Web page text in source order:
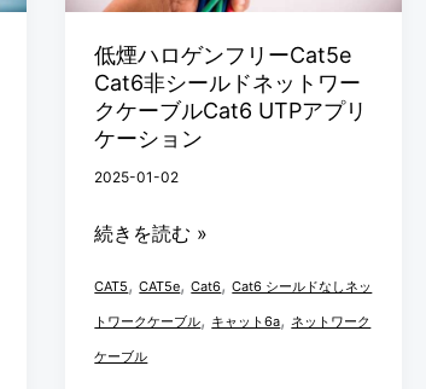
低煙ハロゲンフリーCat5e
Cat6非シールドネットワー
クケーブルCat6 UTPアプリ
ケーション
2025-01-02
フ
リ
ー
Cat5e
Cat6
非
シ
ル
ド
ネ
続きを読む »
CAT5,CAT5e,Cat6,Cat6 シールドなしネッ
トワークケーブル, キャット6a,ネットワーク
ケーブル